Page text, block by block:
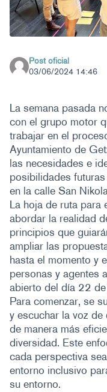
Post oficial
03/06/2024 14:46
La semana pasada
con el grupo motor
trabajar en el
Ayuntamiento de
las necesidades e
posibilidades
en la calle San
La hoja de ruta para
abordar la realidad
principios que
ampliar las
hasta el momento y
personas y agentes
abierto del día 22
Para comenzar, se
y escuchar la voz
de manera más
diversidad. Este
cada perspectiva
entorno inclusivo
su entorno.